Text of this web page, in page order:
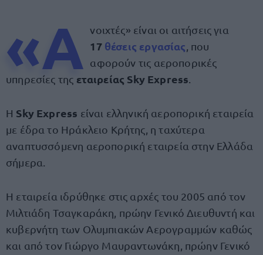
«Α νοιχτές» είναι οι αιτήσεις για
17 θέσεις εργασίας , που
αφορούν τις αεροπορικές
υπηρεσίες της εταιρείας Sky Express
Η Sky Express είναι ελληνική αεροπορική εταιρεία
με έδρα το Ηράκλειο Κρήτης, η ταχύτερα
αναπτυσσόμενη αεροπορική εταιρεία στην Ελλάδα
σήμερα.
Η εταιρεία ιδρύθηκε στις αρχές του 2005 από τον
Μιλτιάδη Τσαγκαράκη, πρώην Γενικό Διευθυντή και
κυβερνήτη των Ολυμπιακών Αερογραμμών καθώς
και από τον Γιώργο Μαυραντωνάκη, πρώην Γενικό